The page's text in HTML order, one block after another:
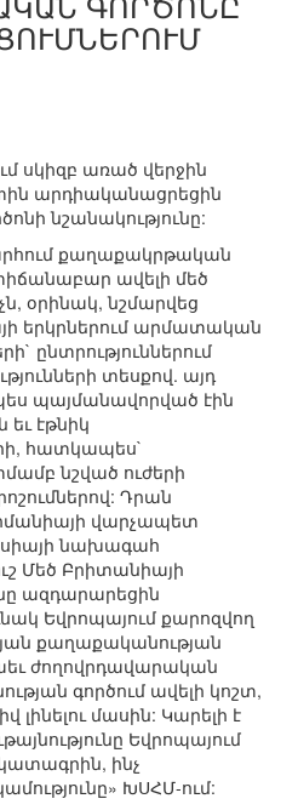
սկիզբ առած վերջին
արդիականացրեցին
նշանակությունը:
քաղաքակրթական
ավելի մեծ
օրինակ, նշմարվեց
երկրներում արմատական
ընտրություններում
տեսքով. այդ
պայմանավորված էին
էթնիկ
հատկապես`
նշված ուժերի
Դրան
վարչապետ
նախագահ
Մեծ Բրիտանիայի
ազդարարեցին
Եվրոպայում քարոզվող
քաղաքականության
ժողովրդավարական
գործում ավելի կոշտ,
մասին: Կարելի է
Եվրոպայում
ինչ
ԽՍՀՄ-ում: